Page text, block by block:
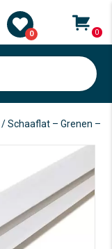
0 0
/ Schaaflat – Grenen –